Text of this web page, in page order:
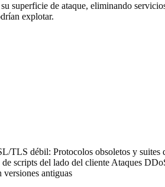
superficie de ataque, eliminando
explotar.
TLS débil: Protocolos obsoletos y suites
scripts del lado del cliente Ataques
versiones antiguas